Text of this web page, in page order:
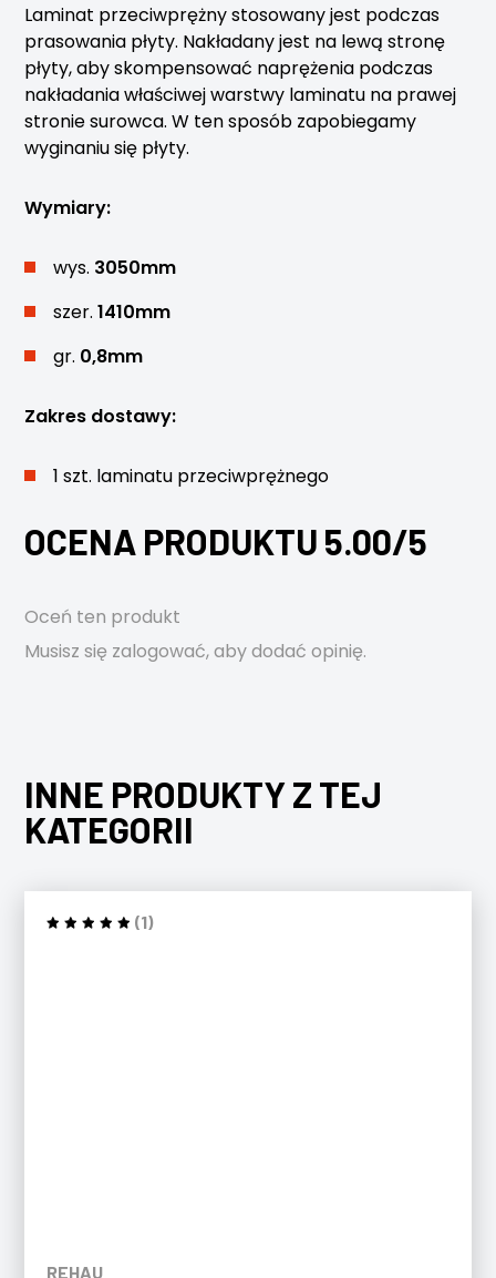
Laminat przeciwprężny stosowany jest podczas
prasowania płyty. Nakładany jest na lewą stronę
płyty, aby skompensować naprężenia podczas
nakładania właściwej warstwy laminatu na prawej
stronie surowca. W ten sposób zapobiegamy
wyginaniu się płyty.
Wymiary:
wys. 3050mm
szer.1410mm
gr. 0,8mm
Zakres dostawy:
1 szt. laminatu przeciwprężnego
OCENA PRODUKTU 5.00/5
Oceń ten produkt
Musisz się zalogować, aby dodać opinię.
INNE PRODUKTY Z TEJ
KATEGORII
(1)
REHAU